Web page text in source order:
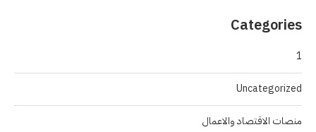
Categories
1
Uncategorized
منصات الاقتصاد والاعمال